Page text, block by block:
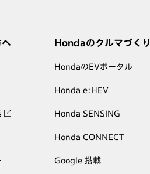
へ Hondaのクルマづくり
HondaのEVポータル
Honda e:HEV
Honda SENSING
Honda CONNECT
Google 搭載